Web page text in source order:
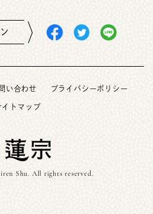
い合わせ プライバシーポリシー
イトマップ
Shu. All rights reserved.